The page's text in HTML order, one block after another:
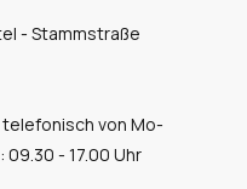
- Stammstraße
telefonisch von Mo-
09.30 - 17.00 Uhr